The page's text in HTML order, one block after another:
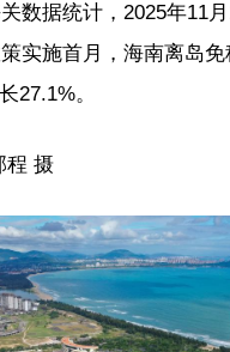
数据统计，2025年11
实施首月，海南离岛
27.1%。
程 摄